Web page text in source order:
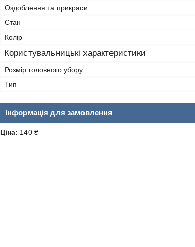
Оздоблення та прикраси
Стан
Колір
Користувальницькі характеристики
Розмір головного убору
Тип
Інформація для замовлення
Ціна: 140 ₴